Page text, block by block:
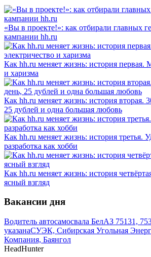
«Вы в проекте!»: как отбирали главных
кампании hh.ru
Как hh.ru меняет жизнь: история первая.
и харизма
Как hh.ru меняет жизнь: история вторая.
25 дублей и одна большая любовь
Как hh.ru меняет жизнь: история третья.
разработка как хобби
Как hh.ru меняет жизнь: история
ясный взгляд
Вакансии дня
Водитель автосамосвала БелАЗ 75131,
указанаСУЭК, Сибирская Угольная
Компания, Баянгол
HeadHunter